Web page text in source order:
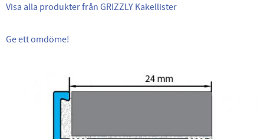
Visa alla produkter från GRIZZLY Kakellister
Ge ett omdöme!